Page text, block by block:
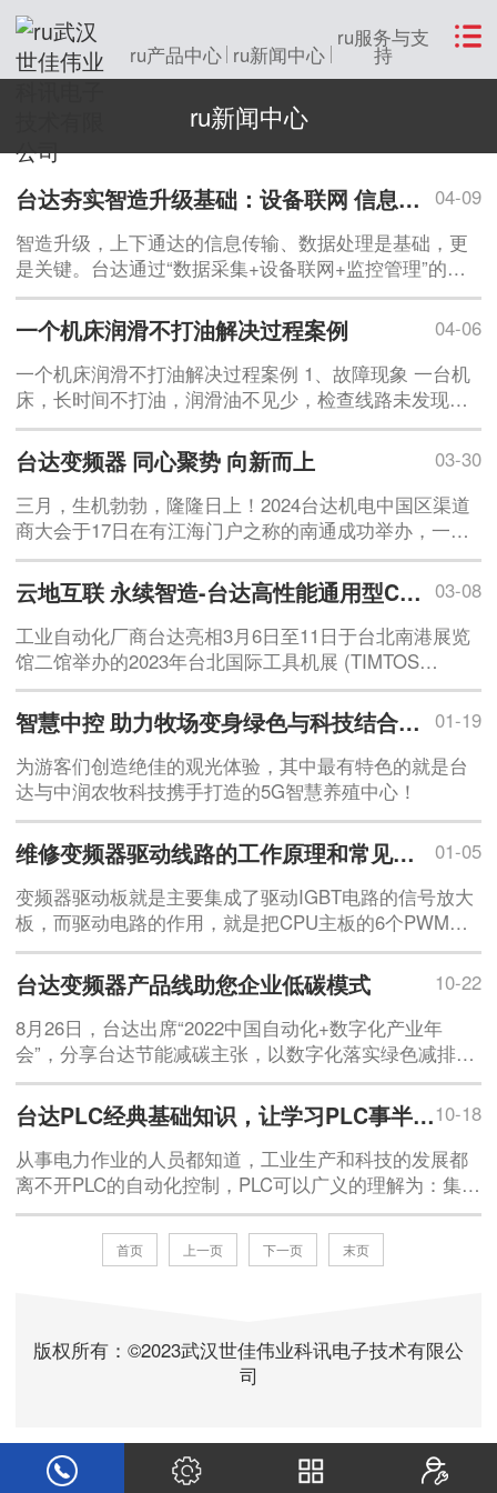
ru产品中心 ru新闻中心
ru服务与支
持
ru新闻中心
04-09
台达夯实智造升级基础：设备联网 信息通畅
智造升级，上下通达的信息传输、数据处理是基础，更
是关键。台达通过“数据采集+设备联网+监控管理”的方
式，帮助企业制定改造模板，实现生产可视化、透明
化。东部地区某
04-06
一个机床润滑不打油解决过程案例
一个机床润滑不打油解决过程案例 1、故障现象 一台机
床，长时间不打油，润滑油不见少，检查线路未发现问
题，如何去解决？2、解决问题思路 解决此类问题
03-30
台达变频器 同心聚势 向新而上
三月，生机勃勃，隆隆日上！2024台达机电中国区渠道
商大会于17日在有江海门户之称的南通成功举办，一百
多家渠道伙伴尽聚于此，共同商讨未来发展大计。作为
台达工业自
03-08
云地互联 永续智造-台达高性能通用型CNC控制器NC5系列升
工业自动化厂商台达亮相3月6日至11日于台北南港展览
馆二馆举办的2023年台北国际工具机展 (TIMTOS
2023)，以“云地互联 永续智造”为主轴，展出制造营运可
视化、CNC 行业应用、智造整合、产业ESG实践与智能
机台五大主题。
01-19
智慧中控 助力牧场变身绿色与科技结合的热门景点
为游客们创造绝佳的观光体验，其中最有特色的就是台
达与中润农牧科技携手打造的5G智慧养殖中心！
01-05
维修变频器驱动线路的工作原理和常见故障分析
变频器驱动板就是主要集成了驱动IGBT电路的信号放大
板，而驱动电路的作用，就是把CPU主板的6个PWM信
号，经过光耦隔离以及放大后，来控制IGBT模块完成逆
变功能，它包含了隔离电路，放大电
10-22
台达变频器产品线助您企业低碳模式
8月26日，台达出席“2022中国自动化+数字化产业年
会”，分享台达节能减碳主张，以数字化落实绿色减排，
构建绿色工厂的经验。台达响应国家“双碳”战略，以“绿
色+智能”的模式，依序整合智能产品、智能产线与智能
工厂，由点扩及线至面，由此实现降本增效，持续致力
于助力制造业智能制造、绿色制造“双翼齐振”。图1：台
达出席“2022中国自动化+数字化产业年会”分享构建绿色
工厂的经验减碳有妙招 台达整合绿色智能
10-18
台达PLC经典基础知识，让学习PLC事半功倍！
从事电力作业的人员都知道，工业生产和科技的发展都
离不开PLC的自动化控制，PLC可以广义的理解为：集中
的继电器延伸控制柜，实际的生产应用中，PLC大大地
节省了工业控制的成本，加强了设备的集中管理和自动
控制，想要学好PLC，首先PLC的基础需要扎实。01:从
（1）输入接口：接受被控设备的信号，并通过光电
首页 上一页 下一页 末页
版权所有：©2023武汉世佳伟业科讯电子技术有限公
司